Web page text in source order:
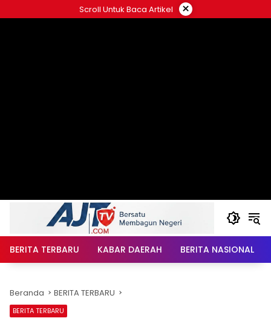
ke
Scroll Untuk Baca Artikel ×
BERITA TERBARU KABAR DAERAH BERITA NASIONAL
Beranda BERITA TERBARU
BERITA TERBARU